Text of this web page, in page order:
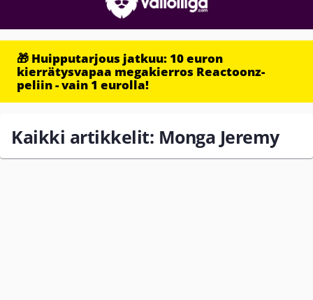
🎁 Huipputarjous jatkuu: 10 euron
kierrätysvapaa megakierros Reactoonz-
peliin - vain 1 eurolla!
Kaikki artikkelit: Monga Jeremy